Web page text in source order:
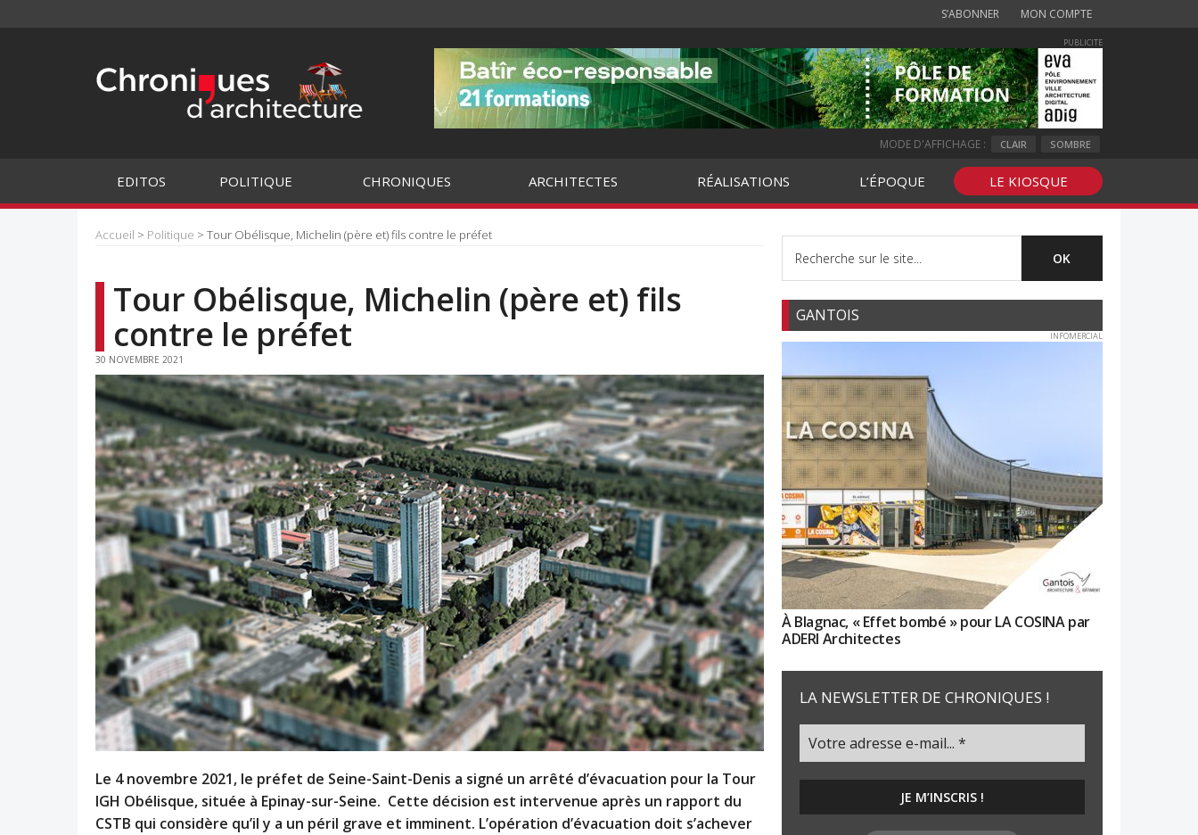
S’ABONNER MON COMPTE
PUBLICITE
MODE D'AFFICHAGE : CLAIR SOMBRE
EDITOS POLITIQUE CHRONIQUES ARCHITECTES RÉALISATIONS L’ÉPOQUE LE KIOSQUE
Accueil > Politique > Tour Obélisque, Michelin (père et) fils contre le préfet
Tour Obélisque, Michelin (père et) fils
contre le préfet
30 NOVEMBRE 2021
Le 4 novembre 2021, le préfet de Seine-Saint-Denis a signé un arrêté d’évacuation pour la Tour
IGH Obélisque, située à Epinay-sur-Seine. Cette décision est intervenue après un rapport du
CSTB qui considère qu’il y a un péril grave et imminent. L’opération d’évacuation doit s’achever
GANTOIS
INFOMERCIAL
À Blagnac, « Effet bombé » pour LA COSINA par
ADERI Architectes
LA NEWSLETTER DE CHRONIQUES !